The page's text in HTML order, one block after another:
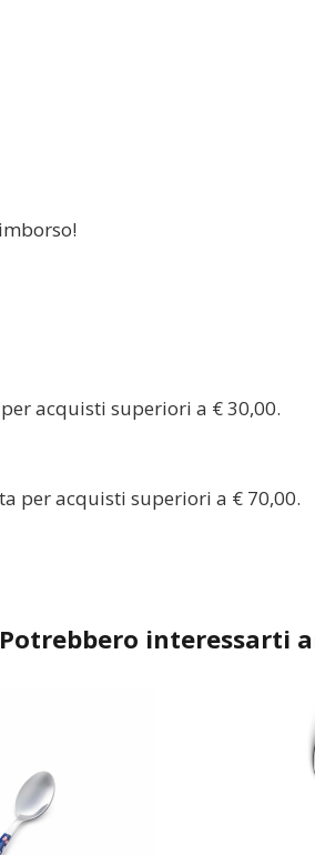
acquisti superiori a € 30,00.
per acquisti superiori a € 70,00.
Potrebbero interessarti